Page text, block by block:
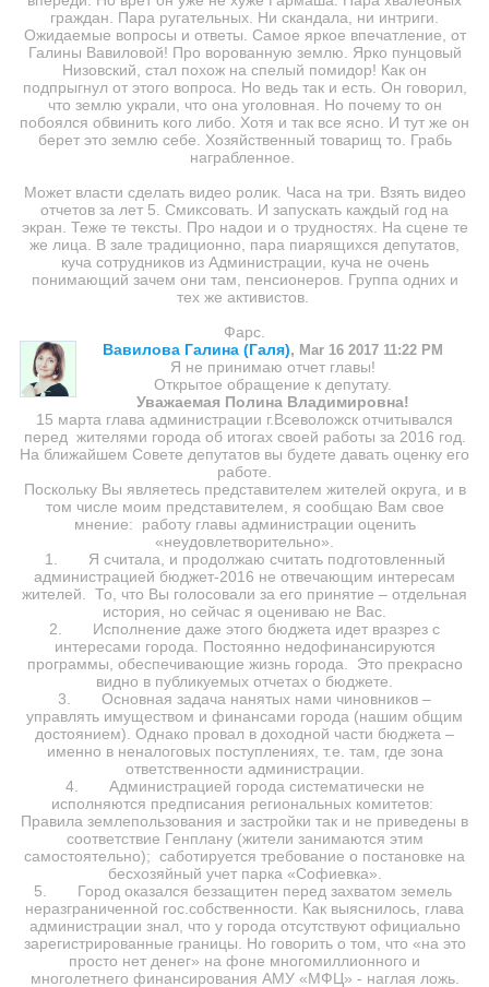
граждан. Пара ругательных. Ни скандала, ни интриги.
Ожидаемые вопросы и ответы. Самое яркое впечатление, от
Галины Вавиловой! Про ворованную землю. Ярко пунцовый
Низовский, стал похож на спелый помидор! Как он
подпрыгнул от этого вопроса. Но ведь так и есть. Он говорил,
что землю украли, что она уголовная. Но почему то он
побоялся обвинить кого либо. Хотя и так все ясно. И тут же он
берет это землю себе. Хозяйственный товарищ то. Грабь
награбленное.
Может власти сделать видео ролик. Часа на три. Взять видео
отчетов за лет 5. Смиксовать. И запускать каждый год на
экран. Теже те тексты. Про надои и о трудностях. На сцене те
же лица. В зале традиционно, пара пиарящихся депутатов,
куча сотрудников из Администрации, куча не очень
понимающий зачем они там, пенсионеров. Группа одних и
тех же активистов.
Фарс.
Вавилова Галина (Галя), Mar 16 2017 11:22 PM
Я не принимаю отчет главы!
Открытое обращение к депутату.
Уважаемая Полина Владимировна!
15 марта глава администрации г.Всеволожск отчитывался
перед жителями города об итогах своей работы за 2016 год.
На ближайшем Совете депутатов вы будете давать оценку его
работе.
Поскольку Вы являетесь представителем жителей округа, и в
том числе моим представителем, я сообщаю Вам свое
мнение: работу главы администрации оценить
«неудовлетворительно».
1. Я считала, и продолжаю считать подготовленный
администрацией бюджет-2016 не отвечающим интересам
жителей. То, что Вы голосовали за его принятие – отдельная
история, но сейчас я оцениваю не Вас.
2. Исполнение даже этого бюджета идет вразрез с
интересами города. Постоянно недофинансируются
программы, обеспечивающие жизнь города. Это прекрасно
видно в публикуемых отчетах о бюджете.
3. Основная задача нанятых нами чиновников –
управлять имуществом и финансами города (нашим общим
достоянием). Однако провал в доходной части бюджета –
именно в неналоговых поступлениях, т.е. там, где зона
ответственности администрации.
4. Администрацией города систематически не
исполняются предписания региональных комитетов:
Правила землепользования и застройки так и не приведены в
соответствие Генплану (жители занимаются этим
самостоятельно); саботируется требование о постановке на
бесхозяйный учет парка «Софиевка».
5. Город оказался беззащитен перед захватом земель
неразграниченной гос.собственности. Как выяснилось, глава
администрации знал, что у города отсутствуют официально
зарегистрированные границы. Но говорить о том, что «на это
просто нет денег» на фоне многомиллионного и
многолетнего финансирования АМУ «МФЦ» - наглая ложь.